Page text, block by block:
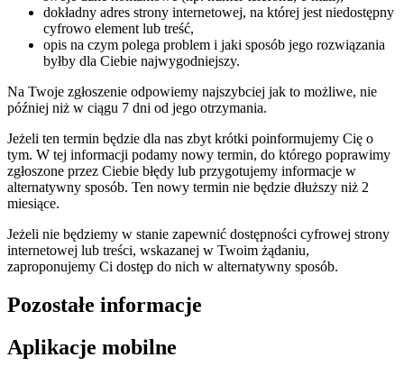
dokładny adres strony internetowej, na której jest niedostępny
cyfrowo element lub treść,
opis na czym polega problem i jaki sposób jego rozwiązania
byłby dla Ciebie najwygodniejszy.
Na Twoje zgłoszenie odpowiemy najszybciej jak to możliwe, nie
później niż w ciągu 7 dni od jego otrzymania.
Jeżeli ten termin będzie dla nas zbyt krótki poinformujemy Cię o
tym. W tej informacji podamy nowy termin, do którego poprawimy
zgłoszone przez Ciebie błędy lub przygotujemy informacje w
alternatywny sposób. Ten nowy termin nie będzie dłuższy niż 2
miesiące.
Jeżeli nie będziemy w stanie zapewnić dostępności cyfrowej strony
internetowej lub treści, wskazanej w Twoim żądaniu,
zaproponujemy Ci dostęp do nich w alternatywny sposób.
Pozostałe informacje
Aplikacje mobilne